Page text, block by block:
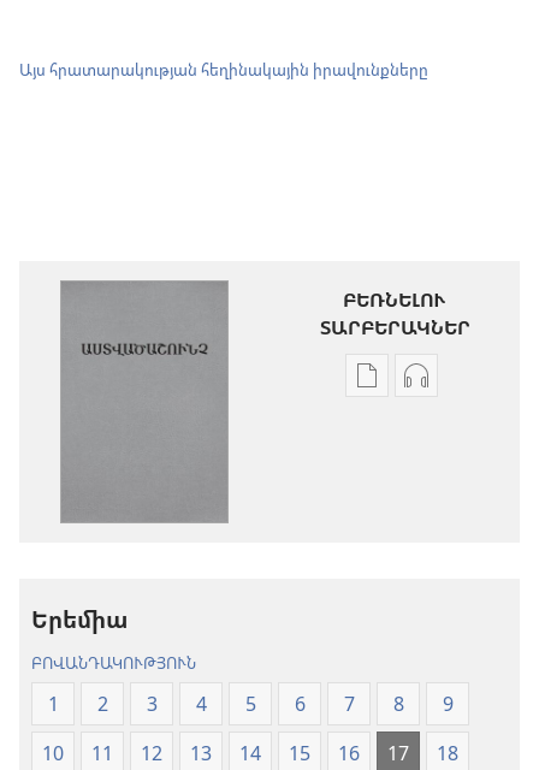
Այս հրատարակության հեղինակային իրավունքները
ԲԵՌՆԵԼՈՒ
ՏԱՐԲԵՐԱԿՆԵՐ
Թվային
Երեմիա
ԲՈՎԱՆԴԱԿՈՒԹՅՈՒՆ
1 2 3 4 5 6 7 8
9
10
11 12 13 14 15 16 17
18